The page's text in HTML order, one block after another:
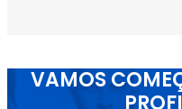
VAMOS